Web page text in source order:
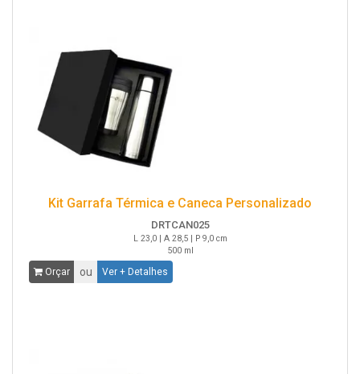
Kit Garrafa Térmica e Caneca Personalizado
DRTCAN025
L 23,0 | A 28,5 | P 9,0 cm
500 ml
Orçar ou Ver + Detalhes